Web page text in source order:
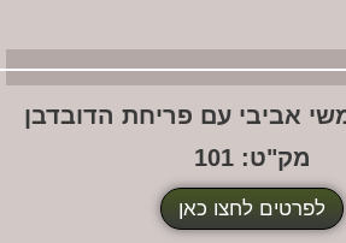
עם פריחת הדובדבן
101
לחצו כאן